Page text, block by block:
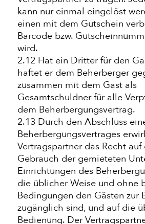
kann nur einmal eingelöst
einen mit dem Gutschein
Barcode bzw.
wird.
2.12 Hat ein Dritter für den
haftet er dem Beherberger
zusammen mit dem Gast als
Gesamtschuldner für alle
dem Beherbergungsvertrag.
2.13 Durch den Abschluss
Beherbergungsvertrages
Vertragspartner das Recht
Gebrauch der gemieteten
Einrichtungen des
die üblicher Weise und ohne
Bedingungen den Gästen zur
zugänglich sind, und auf die
Bedienung. Der